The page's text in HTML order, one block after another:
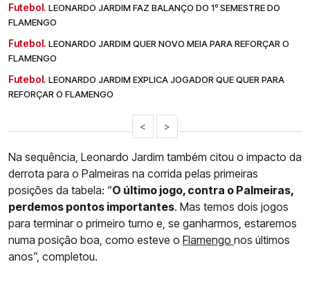
Futebol. LEONARDO JARDIM FAZ BALANÇO DO 1º SEMESTRE DO
FLAMENGO
Futebol. LEONARDO JARDIM QUER NOVO MEIA PARA REFORÇAR O
FLAMENGO
Futebol. LEONARDO JARDIM EXPLICA JOGADOR QUE QUER PARA
REFORÇAR O FLAMENGO
< >
Na sequência, Leonardo Jardim também citou o impacto da
derrota para o Palmeiras na corrida pelas primeiras
posições da tabela: “O último jogo, contra o Palmeiras,
perdemos pontos importantes. Mas temos dois jogos
para terminar o primeiro turno e, se ganharmos, estaremos
numa posição boa, como esteve o Flamengo nos últimos
anos”, completou.